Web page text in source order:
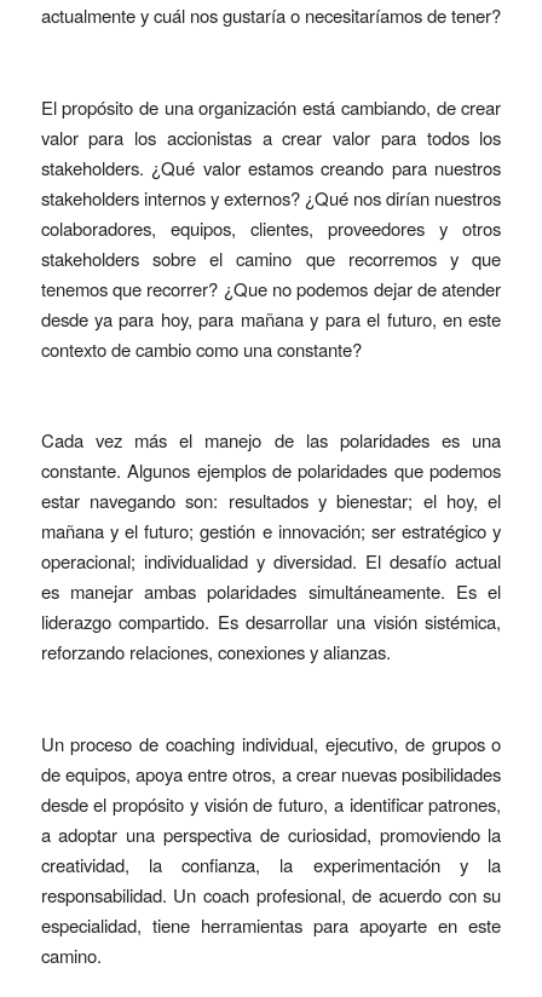
actualmente y cuál nos gustaría o necesitaríamos de tener?
El propósito de una organización está cambiando, de crear
valor para los accionistas a crear valor para todos los
stakeholders. ¿Qué valor estamos creando para nuestros
stakeholders internos y externos? ¿Qué nos dirían nuestros
colaboradores, equipos, clientes, proveedores y otros
stakeholders sobre el camino que recorremos y que
tenemos que recorrer? ¿Que no podemos dejar de atender
desde ya para hoy, para mañana y para el futuro, en este
contexto de cambio como una constante?
Cada vez más el manejo de las polaridades es una
constante. Algunos ejemplos de polaridades que podemos
estar navegando son: resultados y bienestar; el hoy, el
mañana y el futuro; gestión e innovación; ser estratégico y
operacional; individualidad y diversidad. El desafío actual
es manejar ambas polaridades simultáneamente. Es el
liderazgo compartido. Es desarrollar una visión sistémica,
reforzando relaciones, conexiones y alianzas.
Un proceso de coaching individual, ejecutivo, de grupos o
de equipos, apoya entre otros, a crear nuevas posibilidades
desde el propósito y visión de futuro, a identificar patrones,
a adoptar una perspectiva de curiosidad, promoviendo la
creatividad, la confianza, la experimentación y la
responsabilidad. Un coach profesional, de acuerdo con su
especialidad, tiene herramientas para apoyarte en este
camino.